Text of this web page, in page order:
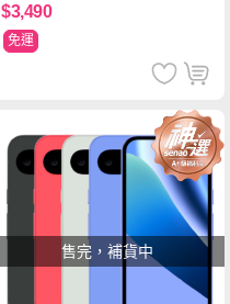
$3,490
免運
售完，補貨中